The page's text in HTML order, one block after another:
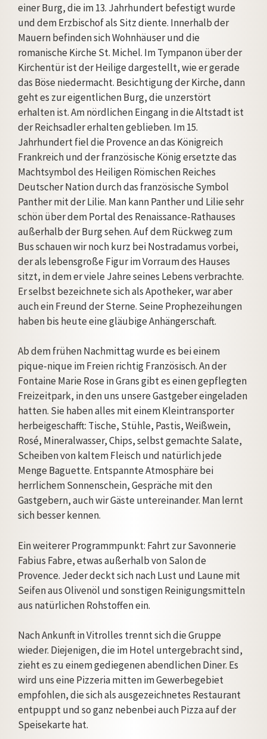
einer Burg, die im 13. Jahrhundert befestigt wurde
und dem Erzbischof als Sitz diente. Innerhalb der
Mauern befinden sich Wohnhäuser und die
romanische Kirche St. Michel. Im Tympanon über der
Kirchentür ist der Heilige dargestellt, wie er gerade
das Böse niedermacht. Besichtigung der Kirche, dann
geht es zur eigentlichen Burg, die unzerstört
erhalten ist. Am nördlichen Eingang in die Altstadt ist
der Reichsadler erhalten geblieben. Im 15.
Jahrhundert fiel die Provence an das Königreich
Frankreich und der französische König ersetzte das
Machtsymbol des Heiligen Römischen Reiches
Deutscher Nation durch das französische Symbol
Panther mit der Lilie. Man kann Panther und Lilie sehr
schön über dem Portal des Renaissance-Rathauses
außerhalb der Burg sehen. Auf dem Rückweg zum
Bus schauen wir noch kurz bei Nostradamus vorbei,
der als lebensgroße Figur im Vorraum des Hauses
sitzt, in dem er viele Jahre seines Lebens verbrachte.
Er selbst bezeichnete sich als Apotheker, war aber
auch ein Freund der Sterne. Seine Prophezeihungen
haben bis heute eine gläubige Anhängerschaft.
Ab dem frühen Nachmittag wurde es bei einem
pique-nique im Freien richtig Französisch. An der
Fontaine Marie Rose in Grans gibt es einen gepflegten
Freizeitpark, in den uns unsere Gastgeber eingeladen
hatten. Sie haben alles mit einem Kleintransporter
herbeigeschafft: Tische, Stühle, Pastis, Weißwein,
Rosé, Mineralwasser, Chips, selbst gemachte Salate,
Scheiben von kaltem Fleisch und natürlich jede
Menge Baguette. Entspannte Atmosphäre bei
herrlichem Sonnenschein, Gespräche mit den
Gastgebern, auch wir Gäste untereinander. Man lernt
sich besser kennen.
Ein weiterer Programmpunkt: Fahrt zur Savonnerie
Fabius Fabre, etwas außerhalb von Salon de
Provence. Jeder deckt sich nach Lust und Laune mit
Seifen aus Olivenöl und sonstigen Reinigungsmitteln
aus natürlichen Rohstoffen ein.
Nach Ankunft in Vitrolles trennt sich die Gruppe
wieder. Diejenigen, die im Hotel untergebracht sind,
zieht es zu einem gediegenen abendlichen Diner. Es
wird uns eine Pizzeria mitten im Gewerbegebiet
empfohlen, die sich als ausgezeichnetes Restaurant
entpuppt und so ganz nebenbei auch Pizza auf der
Speisekarte hat.